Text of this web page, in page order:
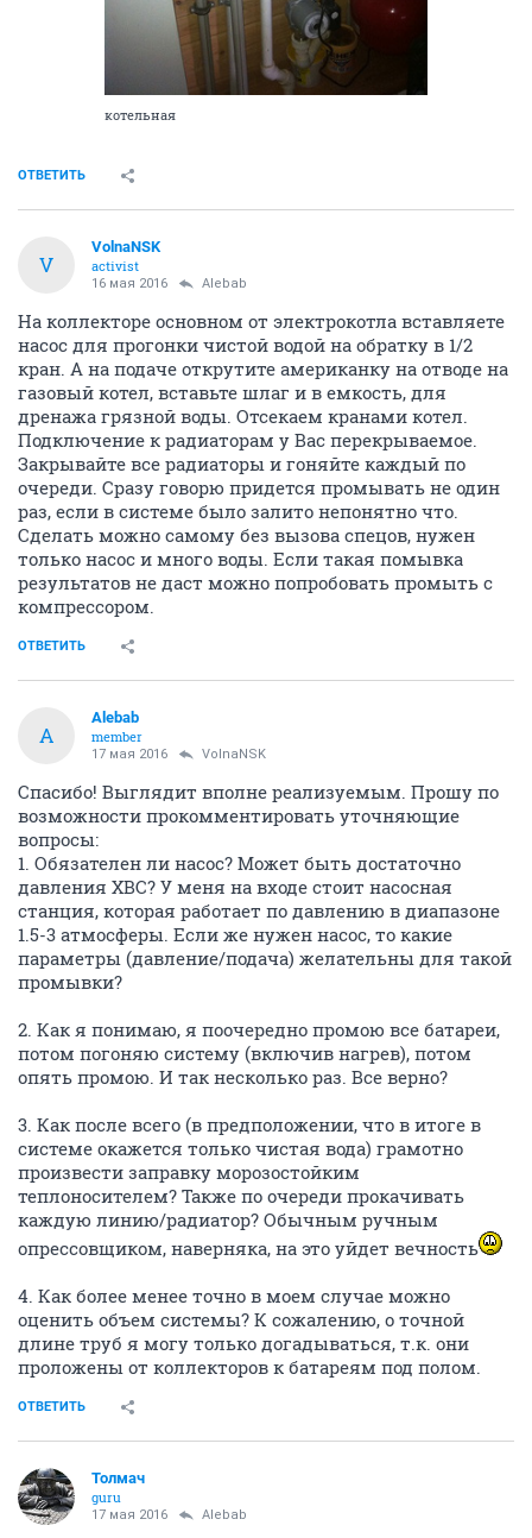
котельная
ОТВЕТИТЬ
V
VolnaNSK
activist
16 мая 2016 Alebab
На коллекторе основном от электрокотла вставляете
насос для прогонки чистой водой на обратку в 1/2
кран. А на подаче открутите американку на отводе на
газовый котел, вставьте шлаг и в емкость, для
дренажа грязной воды. Отсекаем кранами котел.
Подключение к радиаторам у Вас перекрываемое.
Закрывайте все радиаторы и гоняйте каждый по
очереди. Сразу говорю придется промывать не один
раз, если в системе было залито непонятно что.
Сделать можно самому без вызова спецов, нужен
только насос и много воды. Если такая помывка
результатов не даст можно попробовать промыть с
компрессором.
ОТВЕТИТЬ
A
Alebab
member
17 мая 2016 VolnaNSK
Спасибо! Выглядит вполне реализуемым. Прошу по
возможности прокомментировать уточняющие
вопросы:
1. Обязателен ли насос? Может быть достаточно
давления ХВС? У меня на входе стоит насосная
станция, которая работает по давлению в диапазоне
1.5-3 атмосферы. Если же нужен насос, то какие
параметры (давление/подача) желательны для такой
промывки?
2. Как я понимаю, я поочередно промою все батареи,
потом погоняю систему (включив нагрев), потом
опять промою. И так несколько раз. Все верно?
3. Как после всего (в предположении, что в итоге в
системе окажется только чистая вода) грамотно
произвести заправку морозостойким
теплоносителем? Также по очереди прокачивать
каждую линию/радиатор? Обычным ручным
опрессовщиком, наверняка, на это уйдет вечность
4. Как более менее точно в моем случае можно
оценить объем системы? К сожалению, о точной
длине труб я могу только догадываться, т.к. они
проложены от коллекторов к батареям под полом.
ОТВЕТИТЬ
Толмач
guru
17 мая 2016 Alebab